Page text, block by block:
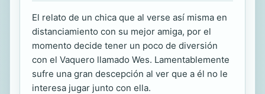
El relato de un chica que al verse así misma en
distanciamiento con su mejor amiga, por el
momento decide tener un poco de diversión
con el Vaquero llamado Wes. Lamentablemente
sufre una gran descepción al ver que a él no le
interesa jugar junto con ella.